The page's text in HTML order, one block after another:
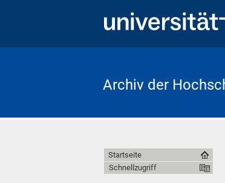
Archiv der
Startseite
Schnellzugriff